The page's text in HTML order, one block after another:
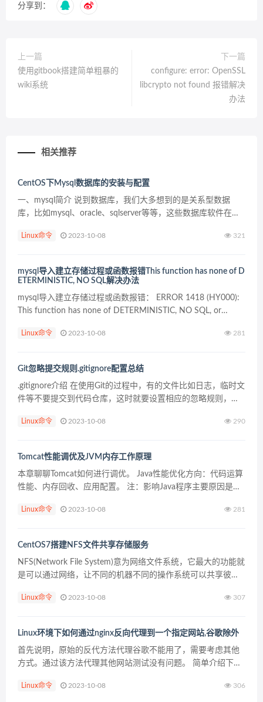
分享到：
上一篇
使用gitbook搭建简单粗暴的
wiki系统
下一篇
configure: error: OpenSSL
libcrypto not found 报错解决
办法
相关推荐
CentOS下Mysql数据库的安装与配置
一、mysql简介 说到数据库，我们大多想到的是关系型数据
库，比如mysql、oracle、sqlserver等等，这些数据库软件在
咱不得不首先推荐的是m...
Linux命令 2023-10-08 321
mysql导入建立存储过程或函数报错This function has none of D
ETERMINISTIC, NO SQL解决办法
mysql导入建立存储过程或函数报错： ERROR 1418 (HY000):
This function has none of DETERMINISTIC, NO SQL, or
Linux命令 2023-10-08 281
Git忽略提交规则.gitignore配置总结
.gitignore介绍 在使用Git的过程中，有的文件比如日志，临时文
件等不要提交到代码仓库，这时就要设置相应的忽略规则，来
一个.gitignore文件只要在这...
Linux命令 2023-10-08 290
Tomcat性能调优及JVM内存工作原理
本章聊聊Tomcat如何进行调优。 Java性能优化方向：代码运算
性能、内存回收、应用配置。 注：影响Java程序主要原因是垃
套、调用和复杂逻辑。 Tomcat调优...
Linux命令 2023-10-08 281
CentOS7搭建NFS文件共享存储服务
NFS(Network File System)意为网络文件系统，它最大的功能就
是可以通过网络，让不同的机器不同的操作系统可以共享彼此
就像操作本地磁盘一样，非常方便的...
Linux命令 2023-10-08 307
Linux环境下如何通过nginx反向代理到一个指定网站,谷歌除外
首先说明，原始的反代方法代理谷歌不能用了，需要考虑其他
方式。通过该方法代理其他网站测试没有问题。 简单介绍下步
有几个模块没有添加，需要自行添加一下模块。...
Linux命令 2023-10-08 306